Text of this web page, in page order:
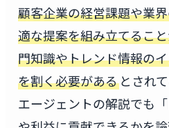
顧客企業の経営課題や業
適な提案を組み立てるこ
門知識やトレンド情報の
を割く必要があるとされ
エージェントの解説でも